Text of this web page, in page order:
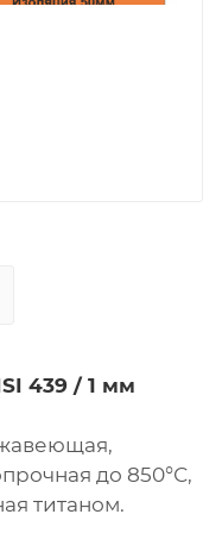
439 / 1 мм
до 850°С,
титаном.